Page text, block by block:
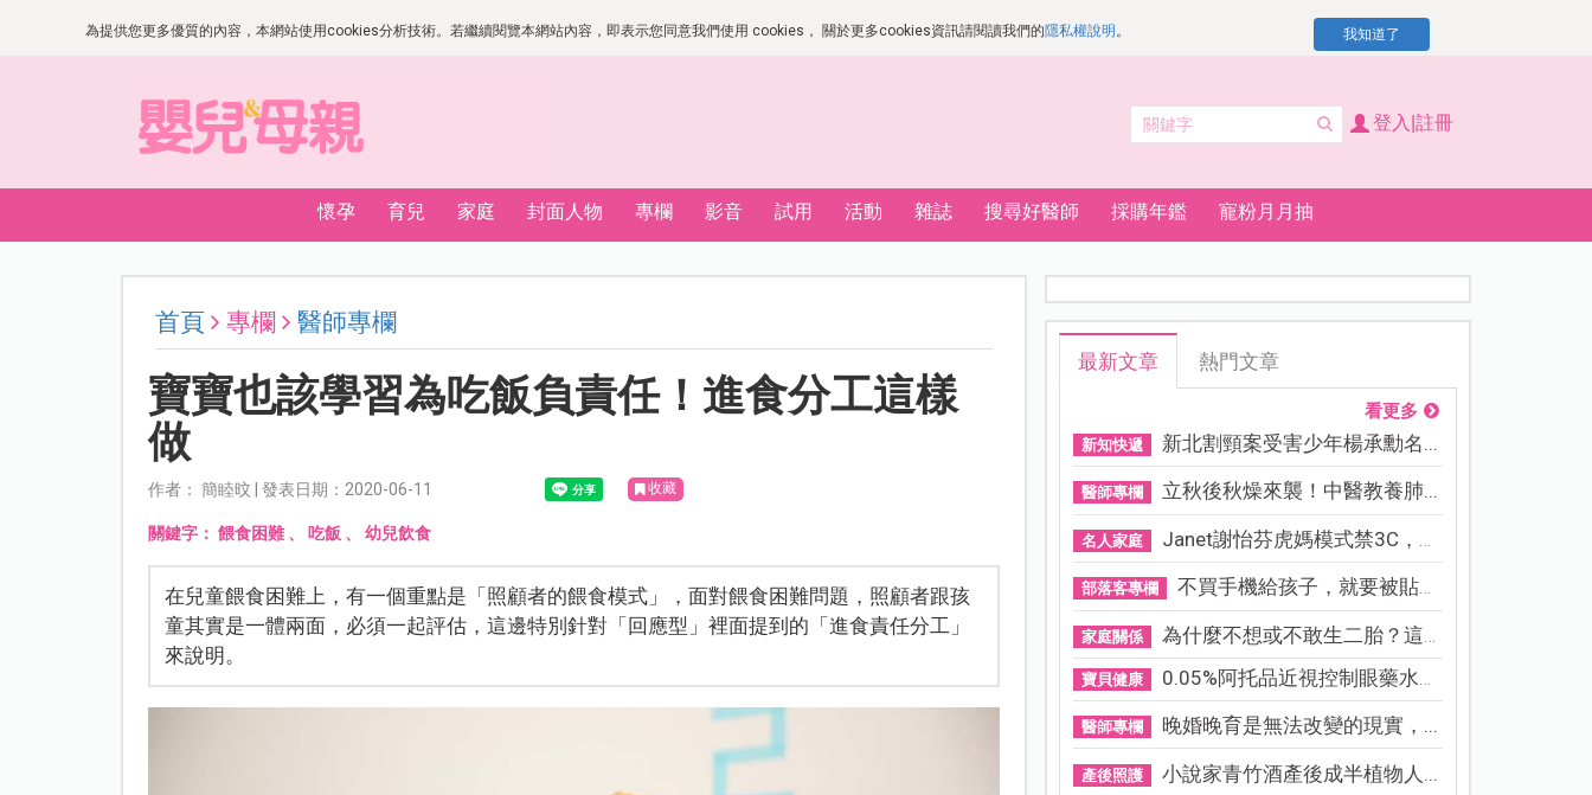
為提供您更多優質的內容，本網站使用cookies分析技術。若繼續閱覽本網站內容，即表示您同意我們使用 cookies， 關於更多cookies資訊請閱讀我們的隱私權說明 。 我知道了
登入|註冊
懷孕 育兒 家庭 封面人物 專欄 影音 試用 活動 雜誌 搜尋好醫師 採購年鑑 寵粉月月抽
首頁 專欄 醫師專欄
寶寶也該學習為吃飯負責任！進食分工這樣
做
作者： 簡睦旼 | 發表日期：2020-06-11 收藏
關鍵字： 餵食困難、 吃飯 、 幼兒飲食
在兒童餵食困難上，有一個重點是「照顧者的餵食模式」，面對餵食困難問題，照顧者跟孩
童其實是一體兩面，必須一起評估，這邊特別針對「回應型」裡面提到的「進食責任分工」
來說明。
最新文章 熱門文章
看更多
新知快遞 新北割頸案受害少年楊承勳名...
醫師專欄 立秋後秋燥來襲！中醫教養肺...
名人家庭 Janet謝怡芬虎媽模式禁3C，看...
部落客專欄 不買手機給孩子，就要被貼「...
家庭關係 為什麼不想或不敢生二胎？這8...
寶貝健康 0.05%阿托品近視控制眼藥水納...
醫師專欄 晚婚晚育是無法改變的現實，...
產後照護 小說家青竹酒產後成半植物人...